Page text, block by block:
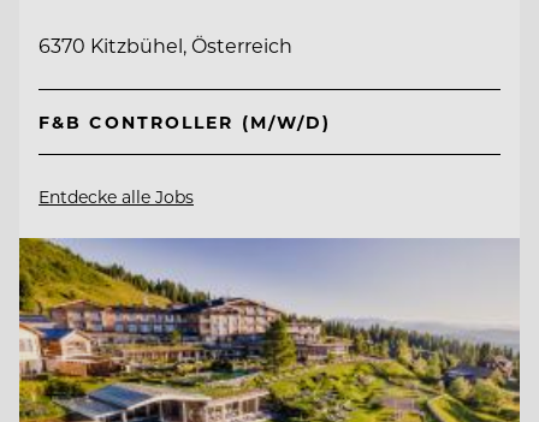
6370 Kitzbühel, Österreich
F&B CONTROLLER (M/W/D)
Entdecke alle Jobs